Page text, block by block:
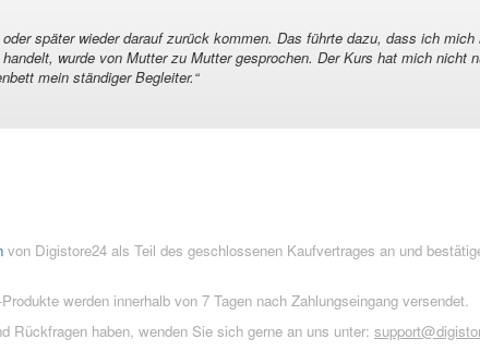
später wieder darauf zurück kommen. Das führte dazu, dass ich
wurde von Mutter zu Mutter gesprochen. Der Kurs hat mich nicht
mein ständiger Begleiter.“
von Digistore24 als Teil des geschlossenen Kaufvertrages an und
werden innerhalb von 7 Tagen nach Zahlungseingang versendet.
Rückfragen haben, wenden Sie sich gerne an uns unter: